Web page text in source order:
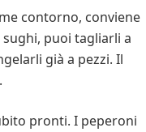
contorno, conviene
puoi tagliarli a
già a pezzi. Il
pronti. I peperoni